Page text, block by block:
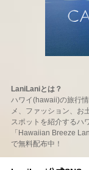
LaniLaniとは？
ハワイ(hawaii)の旅行
メ、ファッション、お
スポットを紹介するハ
「Hawaiian Breeze
で無料配布中！